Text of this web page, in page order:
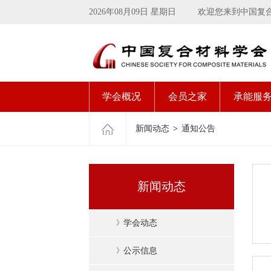
2026年08月09日 星期日 欢迎您来到中国复
学会概况 会员之家 承能服
新闻动态 > 通知公告
新闻动态
》 学会动态
》 公示信息